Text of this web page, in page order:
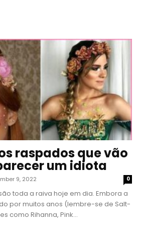
raspados que vão
um idiota
9, 2022 0
toda a raiva hoje em dia. Embora a
por muitos anos (lembre-se de Salt-
como Rihanna, Pink...